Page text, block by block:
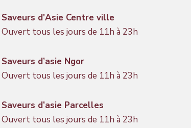
Saveurs d'Asie Centre ville
Ouvert tous les jours de 11h à 23h
Saveurs d’asie Ngor
Ouvert tous les jours de 11h à 23h
Saveurs d’asie Parcelles
Ouvert tous les jours de 11h à 23h